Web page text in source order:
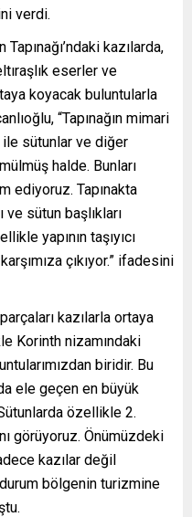
verdi.
kazılarda,
eserler ve
koyacak buluntularla
“Tapınağın mimari
ile sütunlar ve diğer
halde. Bunları
ediyoruz. Tapınakta
sütun başlıkları
yapının taşıyıcı
çıkıyor.” ifadesini
kazılarla ortaya
Korinth nizamındaki
biridir. Bu
ele geçen en büyük
özellikle 2.
görüyoruz. Önümüzdeki
kazılar değil
bölgenin turizmine